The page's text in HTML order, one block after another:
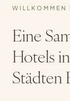
Eine
Hotels
Städten
WILLKOMMEN